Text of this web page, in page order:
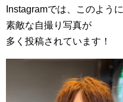
Instagramでは、このように
素敵な自撮り写真が
多く投稿されています！